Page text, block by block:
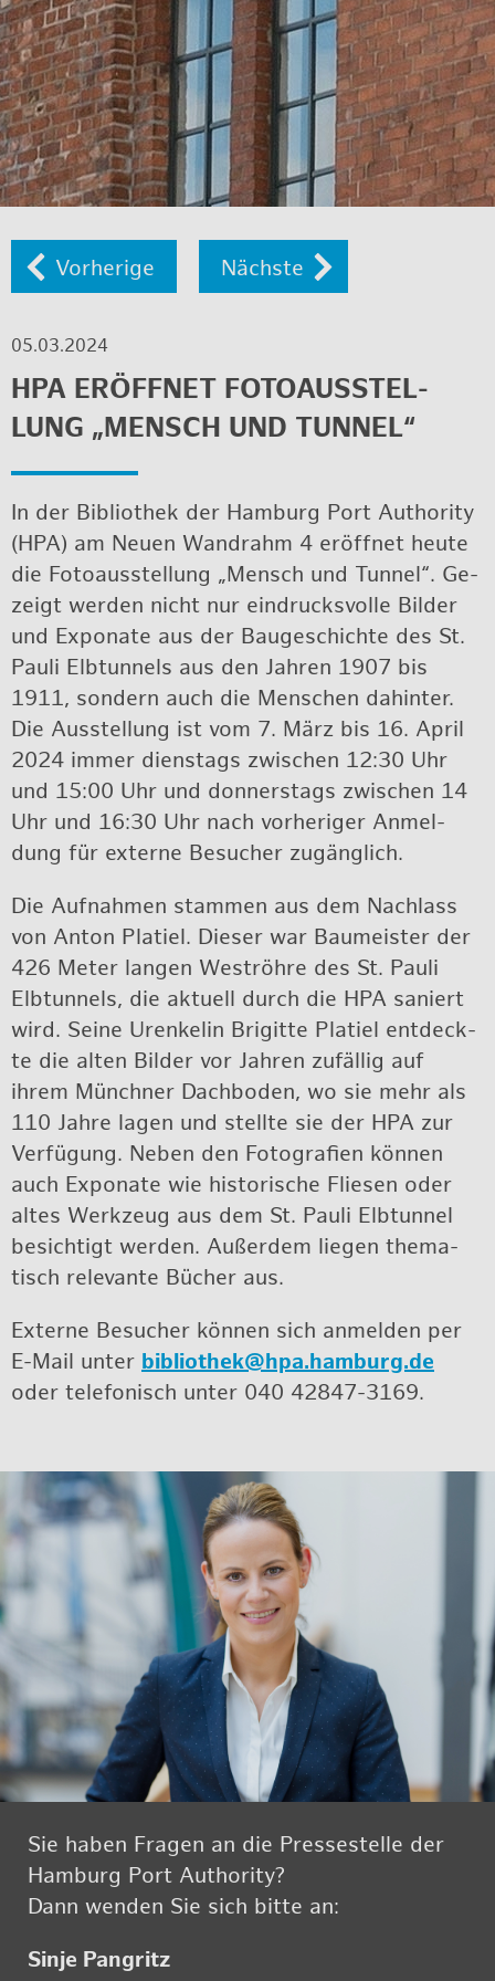
Vor­he­ri­ge Nächs­te
05.03.2024
HPA ER­ÖFF­NET FO­TO­AUS­STEL­
LUNG „MENSCH UND TUN­NEL“
In der Bi­blio­thek der Ham­burg Port Aut­ho­ri­ty
(HPA) am Neuen Wand­rahm 4 er­öff­net heute
die Fo­to­aus­stel­lung „Mensch und Tun­nel“. Ge­
zeigt wer­den nicht nur ein­drucks­vol­le Bil­der
und Ex­po­na­te aus der Bau­ge­schich­te des St.
Pauli Elb­tun­nels aus den Jah­ren 1907 bis
1911, son­dern auch die Men­schen da­hin­ter.
Die Aus­stel­lung ist vom 7. März bis 16. April
2024 immer diens­tags zwi­schen 12:30 Uhr
und 15:00 Uhr und don­ners­tags zwi­schen 14
Uhr und 16:30 Uhr nach vor­he­ri­ger An­mel­
dung für ex­ter­ne Be­su­cher zu­gäng­lich.
Die Auf­nah­men stam­men aus dem Nach­lass
von Anton Pla­ti­el. Die­ser war Bau­meis­ter der
426 Meter lan­gen West­röh­re des St. Pauli
Elb­tun­nels, die ak­tu­ell durch die HPA sa­niert
wird. Seine Ur­en­ke­lin Bri­git­te Pla­ti­el ent­deck­
te die alten Bil­der vor Jah­ren zu­fäl­lig auf
ihrem Münch­ner Dach­bo­den, wo sie mehr als
110 Jahre lagen und stell­te sie der HPA zur
Ver­fü­gung. Neben den Fo­to­gra­fi­en kön­nen
auch Ex­po­na­te wie his­to­ri­sche Flie­sen oder
altes Werk­zeug aus dem St. Pauli Elb­tun­nel
be­sich­tigt wer­den. Au­ßer­dem lie­gen the­ma­
tisch re­le­van­te Bü­cher aus.
Ex­ter­ne Be­su­cher kön­nen sich an­mel­den per
E-Mail unter bi­blio­thek@​hpa.​hamburg.​de
oder te­le­fo­nisch unter 040 42847-3169.
Sie haben Fra­gen an die Pres­se­stel­le der
Ham­burg Port Aut­ho­ri­ty?
Dann wen­den Sie sich bitte an:
Sinje Pan­gritz